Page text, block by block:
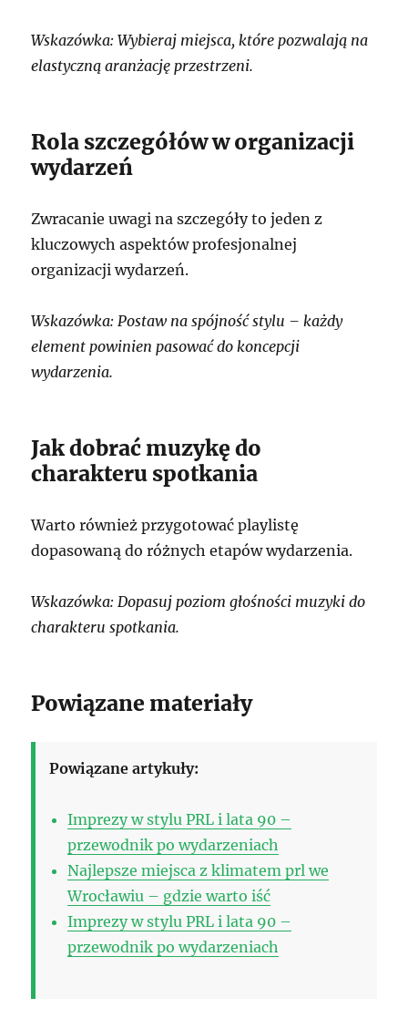
Wskazówka: Wybieraj miejsca, które pozwalają na
elastyczną aranżację przestrzeni.
Rola szczegółów w organizacji
wydarzeń
Zwracanie uwagi na szczegóły to jeden z
kluczowych aspektów profesjonalnej
organizacji wydarzeń.
Wskazówka: Postaw na spójność stylu – każdy
element powinien pasować do koncepcji
wydarzenia.
Jak dobrać muzykę do
charakteru spotkania
Warto również przygotować playlistę
dopasowaną do różnych etapów wydarzenia.
Wskazówka: Dopasuj poziom głośności muzyki do
charakteru spotkania.
Powiązane materiały
Powiązane artykuły:
Imprezy w stylu PRL i lata 90 –
przewodnik po wydarzeniach
Najlepsze miejsca z klimatem prl we
Wrocławiu – gdzie warto iść
Imprezy w stylu PRL i lata 90 –
przewodnik po wydarzeniach